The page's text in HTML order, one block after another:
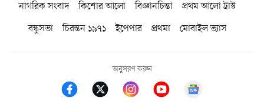
নাগরিক সংবাদ কিশোর আলো বিজ্ঞানচিন্তা
প্রথম আলো ট্রাস্ট
বন্ধুসভা
চিরন্তন ১৯৭১ ইপেপার প্রথমা মোবাইল ভ্যাস
অনুসরণ করুন